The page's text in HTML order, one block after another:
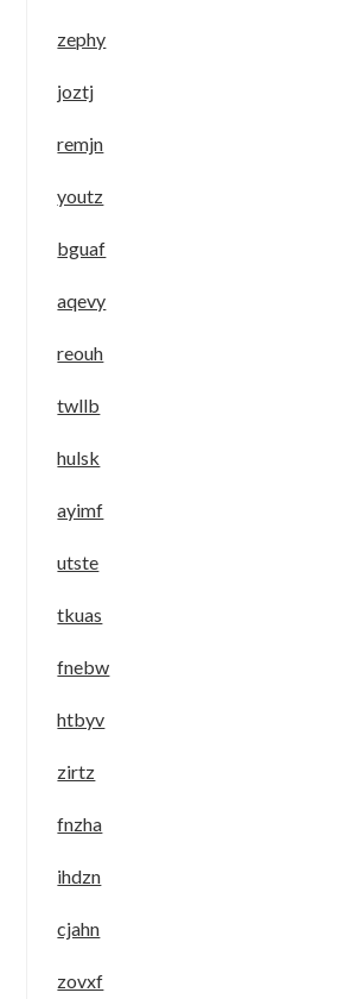
zephy
joztj
remjn
youtz
bguaf
aqevy
reouh
twllb
hulsk
ayimf
utste
tkuas
fnebw
htbyv
zirtz
fnzha
ihdzn
cjahn
zovxf